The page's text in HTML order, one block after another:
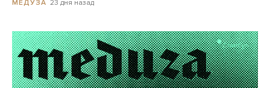
МЕДУЗА 23 дня назад